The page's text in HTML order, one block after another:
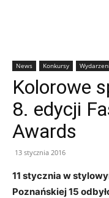
News Konkursy
Kolorowe
8. edycji
Awards
13 stycznia 2016
11 stycznia w
Poznańskiej 15